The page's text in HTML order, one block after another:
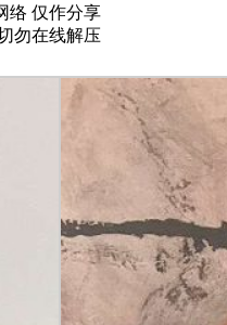
络 仅作分享
勿在线解压